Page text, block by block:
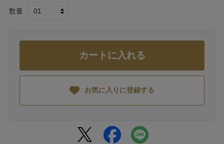
数量
カートに入れる
お気に入りに登録する